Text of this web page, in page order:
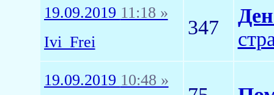
19.09.2019 11:18 »
Ivi_Frei
347
19.09.2019 10:48 »